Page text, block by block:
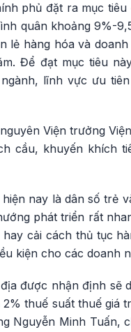
phủ đặt ra mục
quân khoảng 9%-
lẻ hàng hóa và
Để đạt mục tiêu
ngành, lĩnh vực ưu
Viện trưởng
cầu, khuyến khích
nay là dân số trẻ
phát triển rất
cải cách thủ tục
kiện cho các doanh
được nhận định sẽ
thuế suất thuế giá
Nguyễn Minh Tuấn,